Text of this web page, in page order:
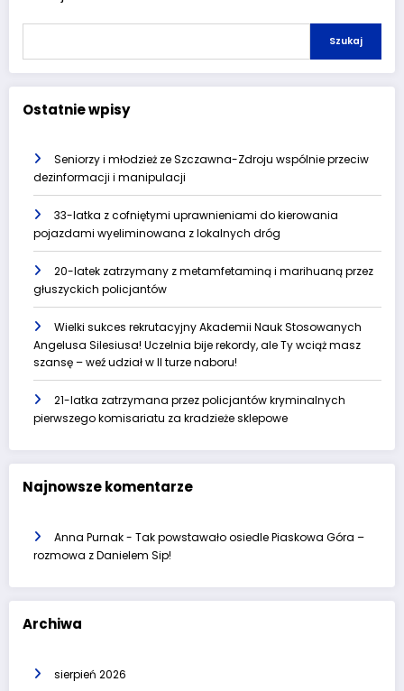
Szukaj
Ostatnie wpisy
Seniorzy i młodzież ze Szczawna-Zdroju wspólnie przeciw
dezinformacji i manipulacji
33-latka z cofniętymi uprawnieniami do kierowania
pojazdami wyeliminowana z lokalnych dróg
20-latek zatrzymany z metamfetaminą i marihuaną przez
głuszyckich policjantów
Wielki sukces rekrutacyjny Akademii Nauk Stosowanych
Angelusa Silesiusa! Uczelnia bije rekordy, ale Ty wciąż masz
szansę – weź udział w II turze naboru!
21-latka zatrzymana przez policjantów kryminalnych
pierwszego komisariatu za kradzieże sklepowe
Najnowsze komentarze
Anna Purnak- Tak powstawało osiedle Piaskowa Góra –
rozmowa z Danielem Sip!
Archiwa
sierpień 2026